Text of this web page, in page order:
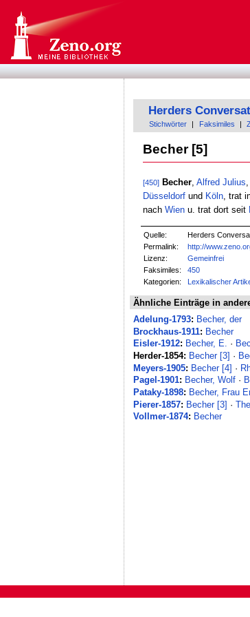
Herders
Stichwörter Faksimiles
Becher [5]
[450] Becher, Alfred Julius
Düsseldorfund Köln, trat
nach Wienu. trat dort seit
Quelle:
Herders
Permalink:
http://
Lizenz:
Gemeinfrei
Faksimiles:
450
Kategorien:
Lexikalischer
Ähnliche Einträge in
Adelung-1793: Becher, der
Brockhaus-1911: Becher
Eisler-1912: Becher, E. ·
Herder-1854: Becher [3] ·
Meyers-1905: Becher [4] ·
Pagel-1901: Becher, Wolf ·
Pataky-1898: Becher, Frau
Pierer-1857: Becher [3] ·
Vollmer-1874: Becher